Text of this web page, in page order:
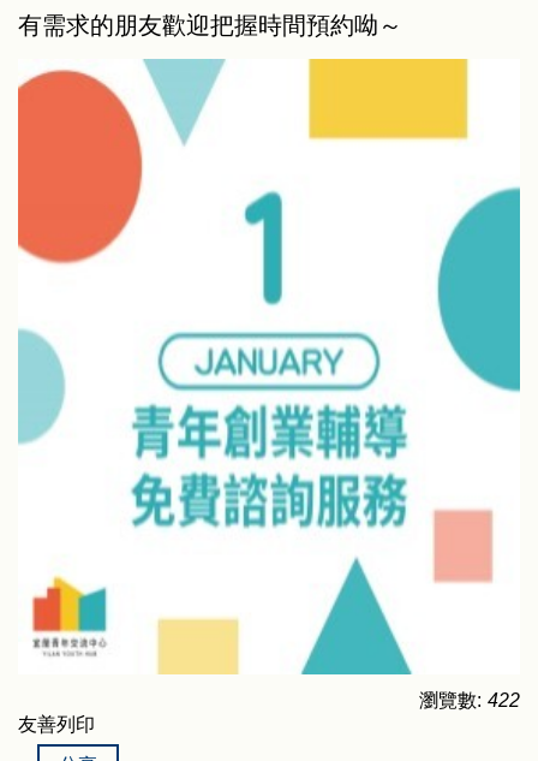
有需求的朋友歡迎把握時間預約呦～
瀏覽數: 422
友善列印